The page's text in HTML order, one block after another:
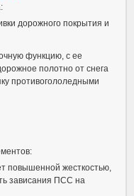
дорожного покрытия и
функцию, с ее
полотно от снега
противогололедными
повышенной жесткостью,
зависания ПСС на